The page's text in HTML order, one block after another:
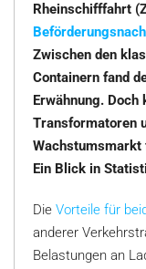
Rheinschifffahrt
Zwischen den
Containern fand
Erwähnung.
Transformatoren
Ein Blick in
Die Vorteile für
anderer
Belastungen an